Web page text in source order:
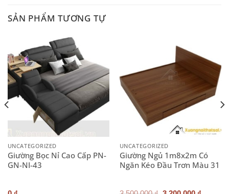
SẢN PHẨM TƯƠNG TỰ
UNCATEGORIZED
Giường Bọc Nỉ Cao Cấp PN-
GN-NI-43
UNCATEGORIZED
Giường Ngủ 1m8x2m Có
Ngăn Kéo Đầu Trơn Màu 31